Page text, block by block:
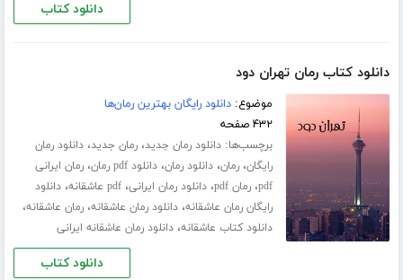
دانلود کتاب
دانلود کتاب رمان تهران دود
موضوع:دانلود رایگان بهترین رمان‌ها
۴۳۲ صفحه
برچسب‌ها:دانلود رمان جدید،رمان جدید،دانلود رمان
رایگان،رمان،دانلود رمان،دانلود pdf رمان ،رمان ایرانی
pdf،رمان pdf ،دانلود رمان ایرانی،pdf عاشقانه ،دانلود
رایگان رمان عاشقانه،دانلود رمان عاشقانه،رمان عاشقانه،
دانلود کتاب عاشقانه،دانلود رمان عاشقانه ایرانی
دانلود کتاب